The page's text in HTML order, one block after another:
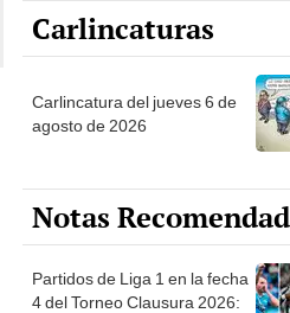
Carlincaturas
Carlincatura del jueves 6 de
agosto de 2026
Notas
Partidos de Liga 1 en la fecha
4 del Torneo Clausura 2026: